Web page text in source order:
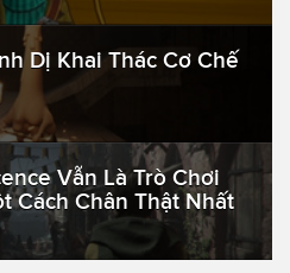
Dị Khai Thác Cơ Chế
Vẫn Là Trò Chơi
Cách Chân Thật Nhất